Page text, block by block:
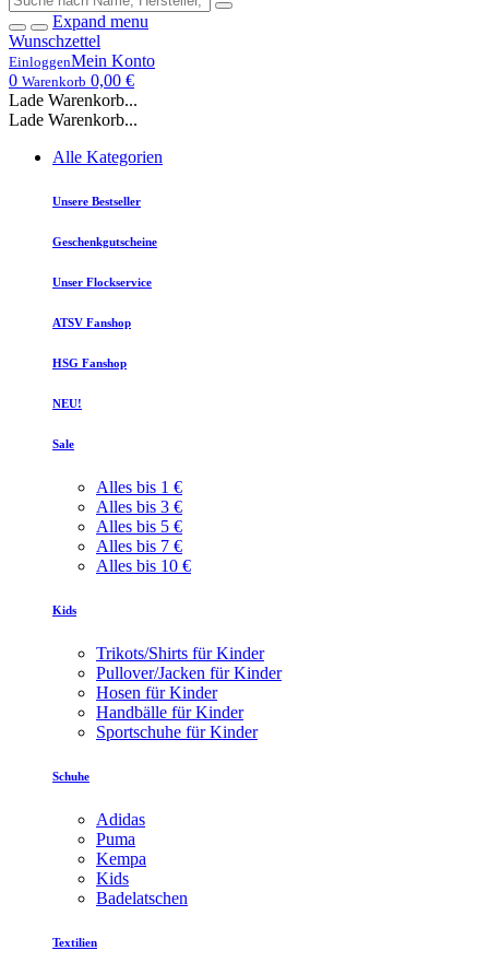
Expand menu
Wunschzettel
EinloggenMein Konto
0 Warenkorb 0,00 €
Lade Warenkorb...
Lade Warenkorb...
Alle Kategorien
Unsere Bestseller
Geschenkgutscheine
Unser Flockservice
ATSV Fanshop
HSG Fanshop
NEU!
Sale
Alles bis 1 €
Alles bis 3 €
Alles bis 5 €
Alles bis 7 €
Alles bis 10 €
Kids
Trikots/Shirts für Kinder
Pullover/Jacken für Kinder
Hosen für Kinder
Handbälle für Kinder
Sportschuhe für Kinder
Schuhe
Adidas
Puma
Kempa
Kids
Badelatschen
Textilien